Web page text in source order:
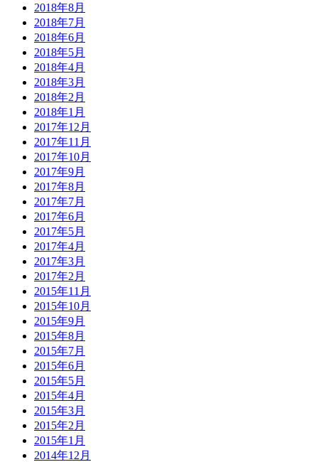
2018年8月
2018年7月
2018年6月
2018年5月
2018年4月
2018年3月
2018年2月
2018年1月
2017年12月
2017年11月
2017年10月
2017年9月
2017年8月
2017年7月
2017年6月
2017年5月
2017年4月
2017年3月
2017年2月
2015年11月
2015年10月
2015年9月
2015年8月
2015年7月
2015年6月
2015年5月
2015年4月
2015年3月
2015年2月
2015年1月
2014年12月